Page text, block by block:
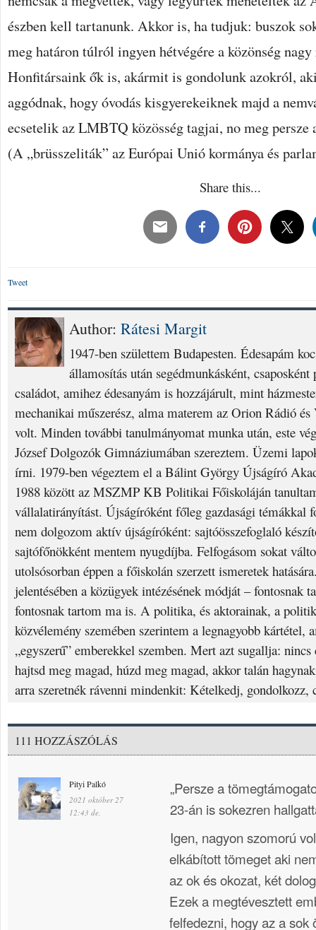
észben kell tartanunk. Akkor is, ha tudjuk: buszok
meg határon túlról ingyen hétvégére a közönség
Honfitársaink ők is, akármit is gondolunk azokról,
aggódnak, hogy óvodás kisgyerekeiknek majd a
ecsetelik az LMBTQ közösség tagjai, no meg persze
(A „brüsszeliták” az Európai Unió kormánya és
Share this...
Tweet
Author: Rátesi Margit
1947-ben születtem Budapesten. Édesapám
államosítás után segédmunkásként,
családot, amihez édesanyám is hozzájárult, mint
mechanikai műszerész, alma materem az Orion Rádió
volt. Minden további tanulmányomat munka után, este
József Dolgozók Gimnáziumában szereztem. Üzemi
írni. 1979-ben végeztem el a Bálint György Újságíró
1988 között az MSZMP KB Politikai Főiskoláján
vállalatirányítást. Újságíróként főleg gazdasági témákkal
nem dolgozom aktív újságíróként: sajtóösszefoglaló
sajtófőnökként mentem nyugdíjba. Felfogásom sokat
utolsósorban éppen a főiskolán szerzett ismeretek
jelentésében a közügyek intézésének módját – fontosnak
fontosnak tartom ma is. A politika, és aktorainak, a
közvélemény szemében szerintem a legnagyobb kártétel,
„egyszerű” emberekkel szemben. Mert azt sugallja: nincs
hajtsd meg magad, húzd meg magad, akkor talán
arra szeretnék rávenni mindenkit: Kételkedj, gondolkozz,
111 HOZZÁSZÓLÁS
Pityi Palkó
2021 október 27
12:43 de.
„Persze a
23-án is sokezren
Igen, nagyon szomorú
elkábított tömeget aki
az ok és okozat, két
Ezek a megtévesztett
felfedezni, hogy az a sok